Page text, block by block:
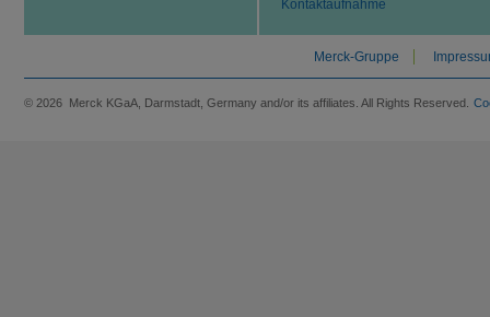
Kontaktaufnahme
Merck-Gruppe
© 2026 Merck KGaA, Darmstadt, Germany and/or its affiliates. All Rights Reserved.